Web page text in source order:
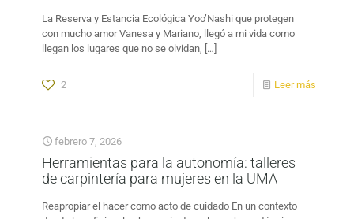
La Reserva y Estancia Ecológica Yoo’Nashi que protegen
con mucho amor Vanesa y Mariano, llegó a mi vida como
llegan los lugares que no se olvidan, […]
2 Leer más
febrero 7, 2026
Herramientas para la autonomía: talleres
de carpintería para mujeres en la UMA
Reapropiar el hacer como acto de cuidado En un contexto